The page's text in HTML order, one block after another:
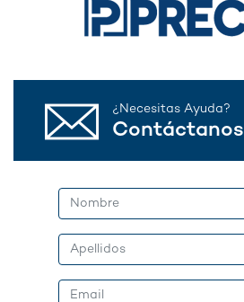
¿Necesitas Ayuda?
Contáctanos